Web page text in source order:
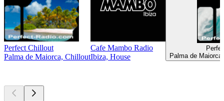
Perfect Chillout
Palma de Maiorca, Chillout
Cafe Mambo Radio
Ibiza, House
Palma de